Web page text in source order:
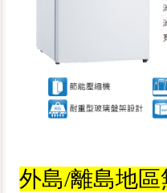
外島/離島地